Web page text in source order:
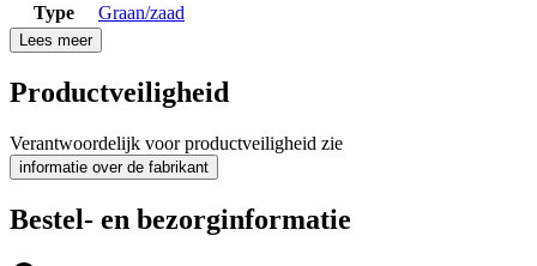
Type
Graan/zaad
Lees meer
Productveiligheid
Verantwoordelijk voor productveiligheid zie
informatie over de fabrikant
Bestel- en bezorginformatie